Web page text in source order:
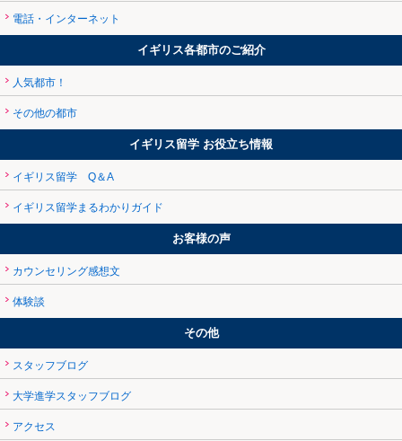
電話・インターネット
イギリス各都市のご紹介
人気都市！
その他の都市
イギリス留学 お役立ち情報
イギリス留学 Q＆A
イギリス留学まるわかりガイド
お客様の声
カウンセリング感想文
体験談
その他
スタッフブログ
大学進学スタッフブログ
アクセス